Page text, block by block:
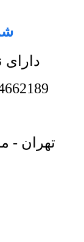
تهران -